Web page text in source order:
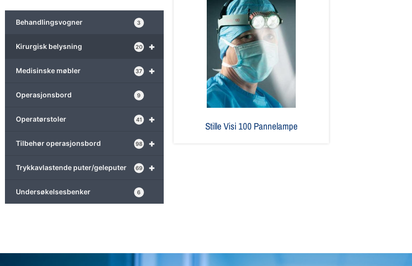
Behandlingsvogner 3
+
Kirurgisk belysning 20
+
Medisinske møbler 37
Operasjonsbord 9
+
Operatørstoler 41
+
Tilbehør operasjonsbord 98
+
Trykkavlastende puter/geleputer 69
Undersøkelsesbenker 6
Stille Visi 100 Pannelampe